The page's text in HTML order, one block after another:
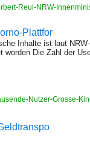
Reul-NRW-
Plattfor
Inhalte ist laut
Die Zahl der
Nutzer-Grosse-